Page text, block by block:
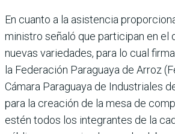
En cuanto a la asistencia
ministro señaló que participan en el
nuevas variedades, para lo cual
la Federación Paraguaya de Arroz
Cámara Paraguaya de Industriales
para la creación de la mesa de
estén todos los integrantes de la